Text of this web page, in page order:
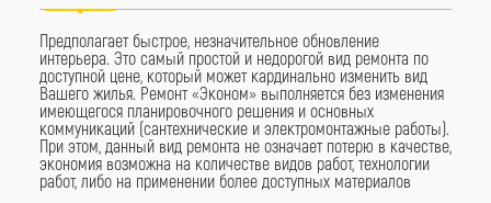
Предполагает быстрое, незначительное обновление
интерьера. Это самый простой и недорогой вид ремонта по
доступной цене, который может кардинально изменить вид
Вашего жилья. Ремонт «Эконом» выполняется без изменения
имеющегося планировочного решения и основных
коммуникаций (сантехнические и электромонтажные работы).
При этом, данный вид ремонта не означает потерю в качестве,
экономия возможна на количестве видов работ, технологии
работ, либо на применении более доступных материалов